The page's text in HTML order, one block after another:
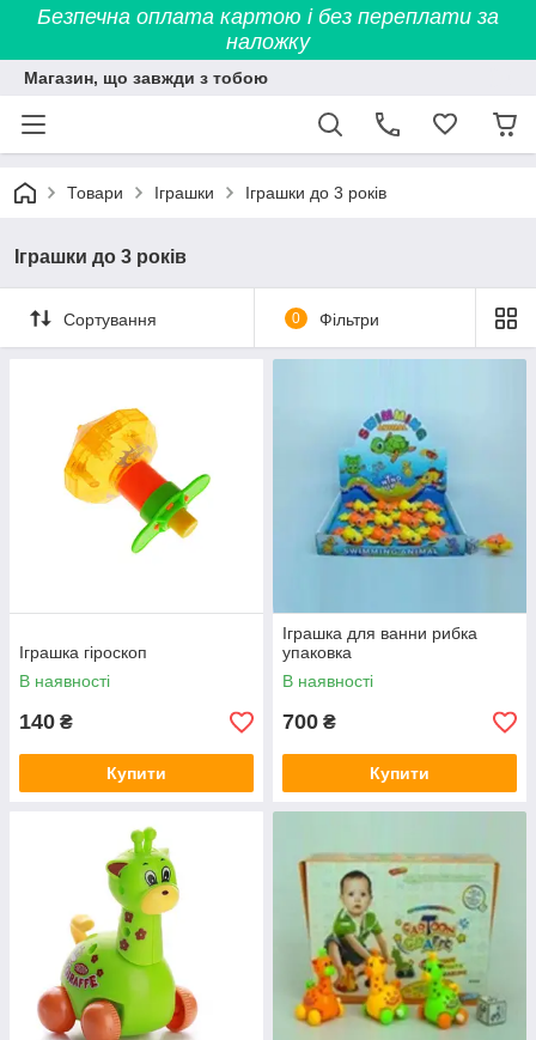
Безпечна оплата картою і без переплати за
наложку
Магазин, що завжди з тобою
Товари Іграшки Іграшки до 3 років
Іграшки до 3 років
Сортування 0 Фільтри
Іграшка гіроскоп
В наявності
140 ₴
Купити
Іграшка для ванни рибка
упаковка
В наявності
700 ₴
Купити